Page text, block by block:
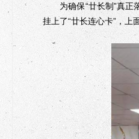
为确保“廿长制”真正落
挂上了“廿长连心卡”，